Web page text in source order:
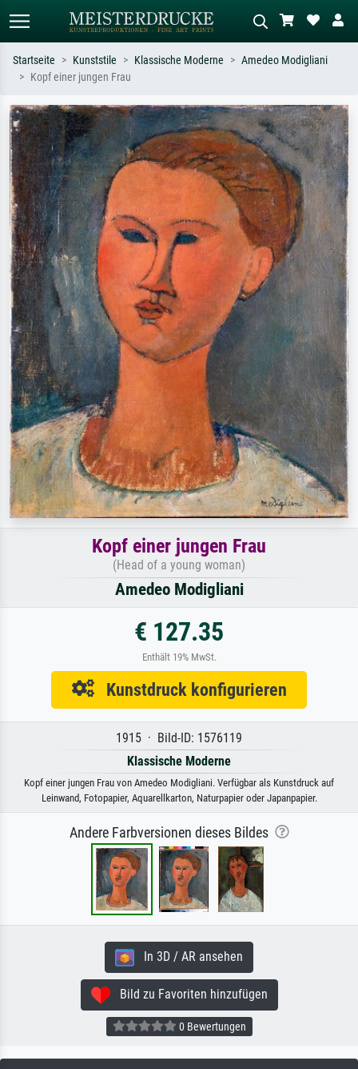
Suchen Sie nach Künstlern, Werktiteln
oder Stilen – z.B. Monet,
Sternennacht, Impressionismus, Welle
Hokusai, Akt.
Beschreiben Sie die Szene – z.B. Grüne
Wiese, Abstrakt mit viel Rot, Dunkles
Ölgemälde, Stehender Akt neben einem
Baum.
Startseite Kunststile Klassische Moderne
Amedeo Modigliani
Kopf einer jungen Frau
Kopf einer jungen Frau
(Head of a young woman)
Amedeo Modigliani
€ 127.35
Enthält 19% MwSt.
Kunstdruck konfigurieren
1915 · Bild-ID: 1576119
Klassische Moderne
Kopf einer jungen Frau von Amedeo Modigliani. Verfügbar als Kunstdruck auf
Leinwand, Fotopapier, Aquarellkarton, Naturpapier oder Japanpapier.
Andere Farbversionen dieses Bildes
In 3D / AR ansehen
Bild zu Favoriten hinzufügen
0 Bewertungen